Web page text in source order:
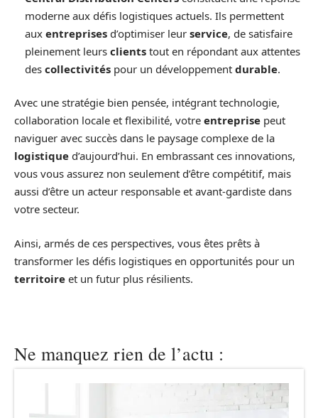
moderne aux défis logistiques actuels. Ils permettent
aux entreprises d’optimiser leur service, de satisfaire
pleinement leurs clients tout en répondant aux attentes
des collectivités pour un développement durable.
Avec une stratégie bien pensée, intégrant technologie,
collaboration locale et flexibilité, votre entreprise peut
naviguer avec succès dans le paysage complexe de la
logistique d’aujourd’hui. En embrassant ces innovations,
vous vous assurez non seulement d’être compétitif, mais
aussi d’être un acteur responsable et avant-gardiste dans
votre secteur.
Ainsi, armés de ces perspectives, vous êtes prêts à
transformer les défis logistiques en opportunités pour un
territoire et un futur plus résilients.
Ne manquez rien de l’actu :